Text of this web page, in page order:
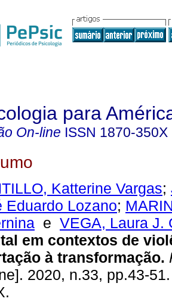
para
On-line ISSN 1870-350X
Katterine Vargas;
Eduardo Lozano;
e VEGA, Laura J.
em contextos de
à transformação.
2020, n.33, pp.43-